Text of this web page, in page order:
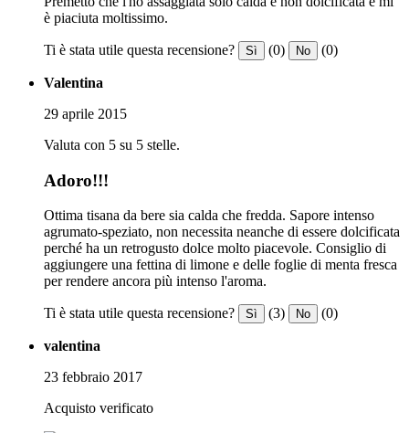
è piaciuta moltissimo.
Ti è stata utile questa recensione? Sì (0) No (0)
Valentina
29 aprile 2015
Valuta con 5 su 5 stelle.
Adoro!!!
Ottima tisana da bere sia calda che fredda. Sapore intenso
agrumato-speziato, non necessita neanche di essere dolcificata
perché ha un retrogusto dolce molto piacevole. Consiglio di
aggiungere una fettina di limone e delle foglie di menta fresca
per rendere ancora più intenso l'aroma.
Ti è stata utile questa recensione? Sì (3) No (0)
valentina
23 febbraio 2017
Acquisto verificato